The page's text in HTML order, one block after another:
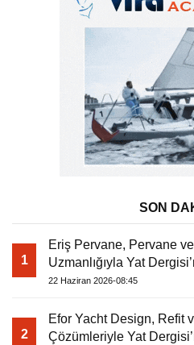
SON
1
Eriş Pervane, Pervane
Uzmanlığıyla Yat
22 Haziran 2026-08:45
2
Efor Yacht Design, Refit
Çözümleriyle Yat